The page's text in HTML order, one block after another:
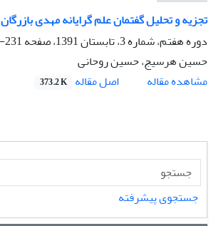
تجزیه و تحلیل گفتمان علم گرایانه مهدی بازرگان
دوره هفتم، شماره 3، تابستان 1391، صفحه
231-267
حسین هرسیج، حسین روحانی
مشاهده مقاله
اصل مقاله 373.2 K
جستجوی پیشرفته